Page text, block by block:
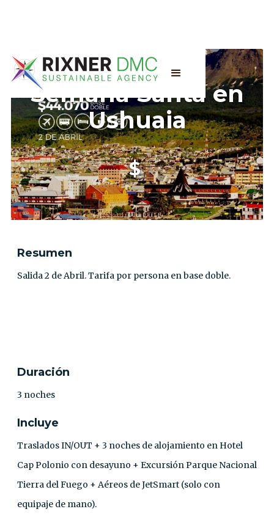
Semana Santa en
Ushuaia
$
Resumen
Salida 2 de Abril. Tarifa por persona en base doble.
Duración
3 noches
Incluye
Traslados IN/OUT + 3 noches de alojamiento en Hotel
Cap Polonio con desayuno + Excursión Parque Nacional
Tierra del Fuego + Aéreos de JetSmart (solo con
equipaje de mano).⁣